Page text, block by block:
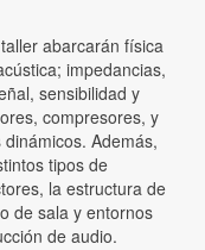
abarcarán física
impedancias,
sensibilidad y
compresores, y
Además,
tipos de
la estructura de
de sala y entornos
de audio.